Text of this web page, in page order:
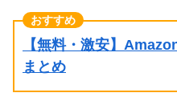
【無料・激安】
まとめ